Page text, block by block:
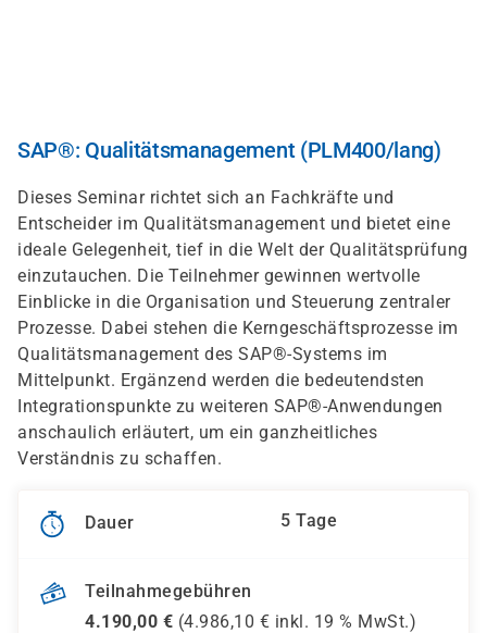
SAP®: Qualitätsmanagement (PLM400/lang)
Dieses Seminar richtet sich an Fachkräfte und
Entscheider im Qualitätsmanagement und bietet eine
ideale Gelegenheit, tief in die Welt der Qualitätsprüfung
einzutauchen. Die Teilnehmer gewinnen wertvolle
Einblicke in die Organisation und Steuerung zentraler
Prozesse. Dabei stehen die Kerngeschäftsprozesse im
Qualitätsmanagement des SAP®-Systems im
Mittelpunkt. Ergänzend werden die bedeutendsten
Integrationspunkte zu weiteren SAP®-Anwendungen
anschaulich erläutert, um ein ganzheitliches
Verständnis zu schaffen.
Dauer 5 Tage
Teilnahmegebühren
4.190,00 € (4.986,10 € inkl. 19 % MwSt.)